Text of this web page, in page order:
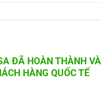
ĐÃ HOÀN THÀNH VÀ
HÀNG QUỐC TẾ